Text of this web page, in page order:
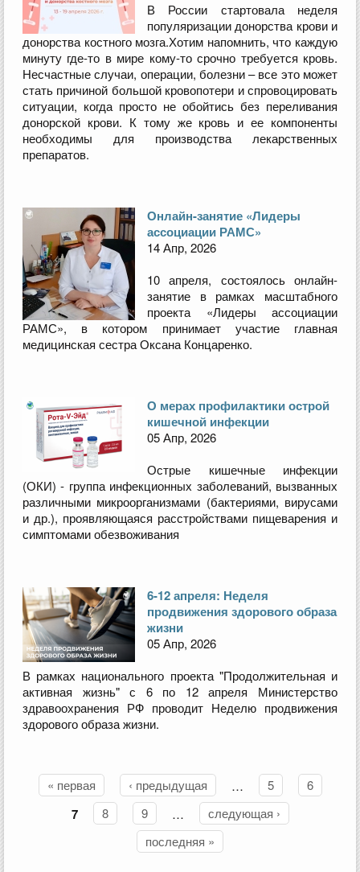
В России стартовала неделя
популяризации донорства крови и
донорства костного мозга.Хотим напомнить, что каждую
минуту где‑то в мире кому‑то срочно требуется кровь.
Несчастные случаи, операции, болезни – все это может
стать причиной большой кровопотери и спровоцировать
ситуации, когда просто не обойтись без переливания
донорской крови. К тому же кровь и ее компоненты
необходимы для производства лекарственных
препаратов.
Онлайн-занятие «Лидеры
ассоциации РАМС»
14 Апр, 2026
10 апреля, состоялось онлайн-
занятие в рамках масштабного
проекта «Лидеры ассоциации
РАМС», в котором принимает участие главная
медицинская сестра Оксана Концаренко.
О мерах профилактики острой
кишечной инфекции
05 Апр, 2026
Острые кишечные инфекции
(ОКИ) - группа инфекционных заболеваний, вызванных
различными микроорганизмами (бактериями, вирусами
и др.), проявляющаяся расстройствами пищеварения и
симптомами обезвоживания
6-12 апреля: Неделя
продвижения здорового образа
жизни
05 Апр, 2026
В рамках национального проекта "Продолжительная и
активная жизнь" с 6 по 12 апреля Министерство
здравоохранения РФ проводит Неделю продвижения
здорового образа жизни.
Страницы
« первая ‹ предыдущая … 5 6
7 8 9 …
следующая ›
последняя »